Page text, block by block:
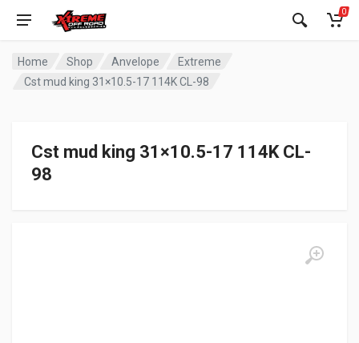
0
Home Shop Anvelope
Extreme
Cst mud king 31×10.5-17 114K CL-98
Cst mud king 31×10.5-17 114K CL-
98